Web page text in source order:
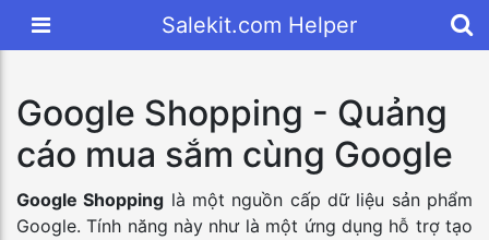
Salekit.com Helper
Google Shopping - Quảng
cáo mua sắm cùng Google
Google Shopping là một nguồn cấp dữ liệu sản phẩm
Google. Tính năng này như là một ứng dụng hỗ trợ tạo